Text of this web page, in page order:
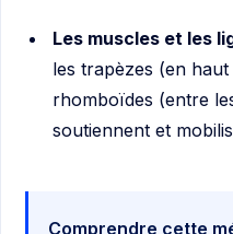
Les muscles et les
les trapèzes (en
rhomboïdes (entre
soutiennent et
Comprendre cette